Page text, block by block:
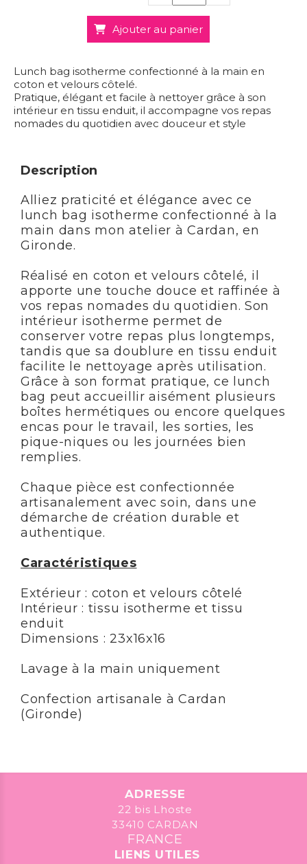
Ajouter au panier
Lunch bag isotherme confectionné à la main en
coton et velours côtelé.
Pratique, élégant et facile à nettoyer grâce à son
intérieur en tissu enduit, il accompagne vos repas
nomades du quotidien avec douceur et style
Description
Alliez praticité et élégance avec ce
lunch bag isotherme confectionné à la
main dans mon atelier à Cardan, en
Gironde.
Réalisé en coton et velours côtelé, il
apporte une touche douce et raffinée à
vos repas nomades du quotidien. Son
intérieur isotherme permet de
conserver votre repas plus longtemps,
tandis que sa doublure en tissu enduit
facilite le nettoyage après utilisation.
Grâce à son format pratique, ce lunch
bag peut accueillir aisément plusieurs
boîtes hermétiques ou encore quelques
encas pour le travail, les sorties, les
pique-niques ou les journées bien
remplies.
Chaque pièce est confectionnée
artisanalement avec soin, dans une
démarche de création durable et
authentique.
Caractéristiques
Extérieur : coton et velours côtelé
Intérieur : tissu isotherme et tissu
enduit
Dimensions : 23x16x16
Lavage à la main uniquement
Confection artisanale à Cardan
(Gironde)
ADRESSE
22 bis Lhoste
33410 CARDAN
FRANCE
LIENS UTILES